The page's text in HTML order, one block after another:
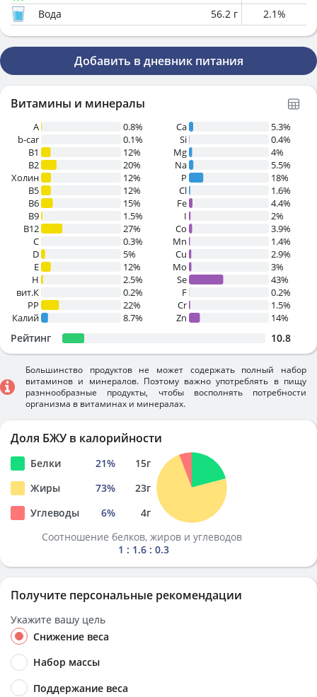
Вода
56.2 г 2.1%
Добавить в дневник питания
Витамины и минералы
A
0.8%
b-car
0.1%
В1
12%
B2
20%
Холин
12%
B5
12%
B6
15%
B9
1.5%
B12
27%
C
0.3%
D
5%
E
12%
H
2.5%
вит.К
0.2%
PP
22%
Калий
8.7%
Ca
5.3%
Si
0.4%
Mg
4%
Na
5.5%
P
18%
Cl
1.6%
Fe
4.4%
I
2%
Co
3.9%
Mn
1.4%
Cu
2.9%
Mo
3%
Se
43%
F
0.2%
Cr
1.5%
Zn
14%
Рейтинг 10.8
Большинство продуктов не может содержать полный набор
витаминов и минералов. Поэтому важно употреблять в пищу
разннообразные продукты, чтобы восполнять потребности
организма в витаминах и минералах.
Доля БЖУ в калорийности
Белки 21% 15г
Жиры
73% 23г
Углеводы
6% 4г
Соотношение белков, жиров и углеводов
1 : 1.6 : 0.3
Получите персональные рекомендации
Укажите вашу цель
Снижение веса
Набор массы
Поддержание веса